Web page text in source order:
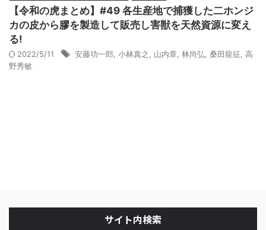
【令和の虎まとめ】#49 各生産地で捕獲した二ホンジ
カの皮から膠を製造して販売し害獣を天然資源に変え
る!
2022/5/11 安藤功一郎 小林真之 山内章 林尚弘 桑田龍征 高
野秀敏
サイト内検索